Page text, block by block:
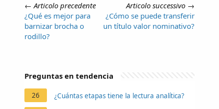
←Articolo precedente
¿Qué es mejor para
barnizar brocha o
rodillo?
Articolo successivo →
¿Cómo se puede transferir
un título valor nominativo?
Preguntas en tendencia
26 ¿Cuántas etapas tiene la lectura analítica?